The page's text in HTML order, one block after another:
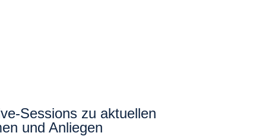
Sessions zu aktuellen
und Anliegen